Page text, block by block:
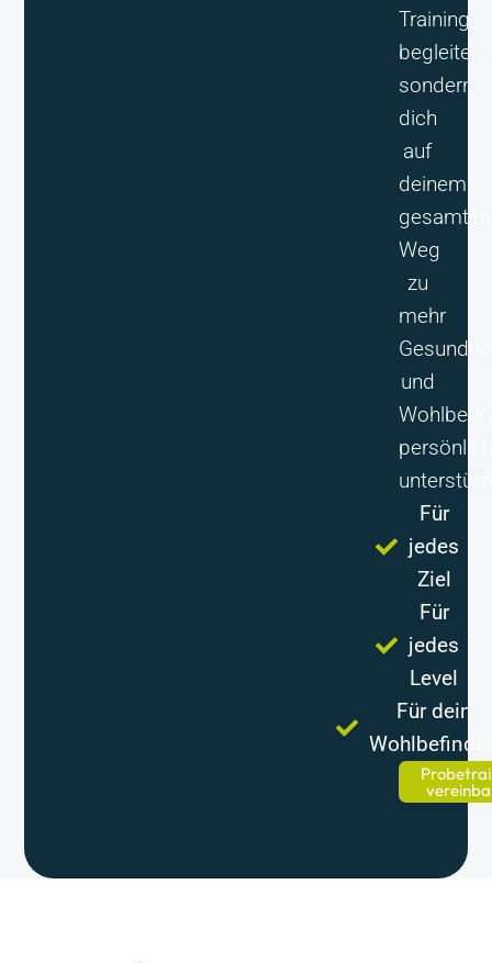
Training
begleiten,
sondern
dich
auf
deinem
gesamten
Weg
zu
mehr
und
persönlich
Für
jedes
Ziel
Für
jedes
Level
Für dein